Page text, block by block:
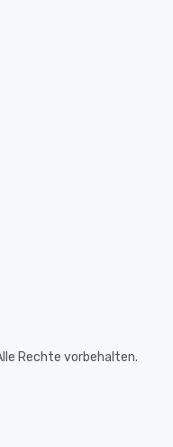
Rechte vorbehalten.